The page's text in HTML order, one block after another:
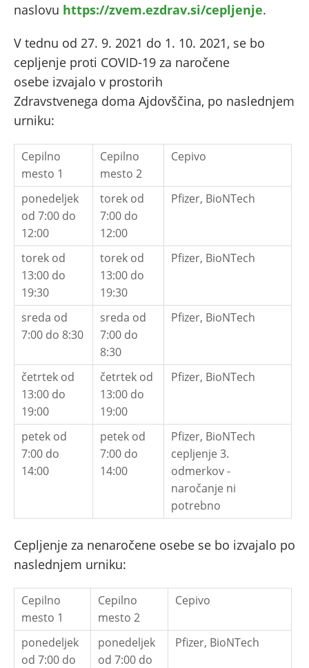
naslovu https://zvem.ezdrav.si/cepljenje.
V tednu od 27. 9. 2021 do 1. 10. 2021, se bo
cepljenje proti COVID-19 za naročene
osebe izvajalo v prostorih
Zdravstvenega doma Ajdovščina, po naslednjem
urniku:
Cepilno
mesto 1
Cepilno
mesto 2
Cepivo
ponedeljek
od 7:00 do
12:00
torek od
7:00 do
12:00
Pfizer, BioNTech
torek od
13:00 do
19:30
torek od
13:00 do
19:30
Pfizer, BioNTech
sreda od
7:00 do 8:30
sreda od
7:00 do
8:30
Pfizer, BioNTech
četrtek od
13:00 do
19:00
četrtek od
13:00 do
19:00
Pfizer, BioNTech
petek od
7:00 do
14:00
petek od
7:00 do
14:00
Pfizer, BioNTech
cepljenje 3.
odmerkov -
naročanje ni
potrebno
Cepljenje za nenaročene osebe se bo izvajalo po
naslednjem urniku:
Cepilno
mesto 1
Cepilno
mesto 2
Cepivo
ponedeljek
od 7:00 do
ponedeljek
od 7:00 do
Pfizer, BioNTech